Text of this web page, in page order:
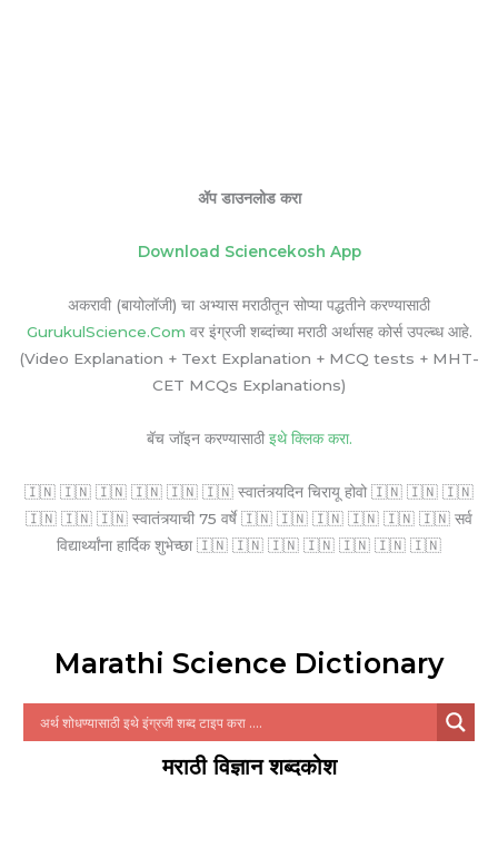
ॲप डाउनलोड करा
Download Sciencekosh App
अकरावी (बायोलॉजी) चा अभ्यास मराठीतून सोप्या पद्धतीने करण्यासाठी
GurukulScience.Com वर इंग्रजी शब्दांच्या मराठी अर्थासह कोर्स उपल्ब्ध आहे.
(Video Explanation + Text Explanation + MCQ tests + MHT-
CET MCQs Explanations)
बॅच जॉइन करण्यासाठी इथे क्लिक करा.
🇮🇳 🇮🇳 🇮🇳 🇮🇳 🇮🇳 🇮🇳 स्वातंत्र्यदिन चिरायू होवो 🇮🇳 🇮🇳 🇮🇳
🇮🇳 🇮🇳 🇮🇳 स्वातंत्र्याची 75 वर्षे 🇮🇳 🇮🇳 🇮🇳 🇮🇳 🇮🇳 🇮🇳 सर्व
विद्यार्थ्यांना हार्दिक शुभेच्छा 🇮🇳 🇮🇳 🇮🇳 🇮🇳 🇮🇳 🇮🇳 🇮🇳
Marathi Science Dictionary
मराठी विज्ञान शब्दकोश